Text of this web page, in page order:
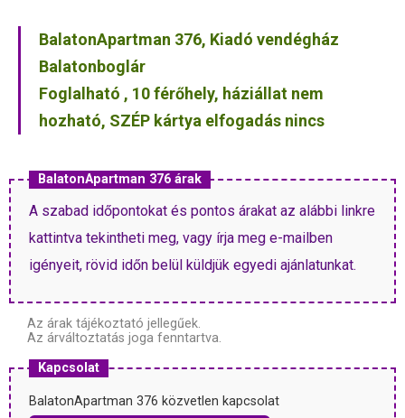
BalatonApartman 376, Kiadó vendégház
Balatonboglár
Foglalható , 10 férőhely, háziállat nem
hozható, SZÉP kártya elfogadás nincs
BalatonApartman 376 árak
A szabad időpontokat és pontos árakat az alábbi linkre
kattintva tekintheti meg, vagy írja meg e-mailben
igényeit, rövid időn belül küldjük egyedi ajánlatunkat.
Az árak tájékoztató jellegűek.
Az árváltoztatás joga fenntartva.
Kapcsolat
BalatonApartman 376 közvetlen kapcsolat